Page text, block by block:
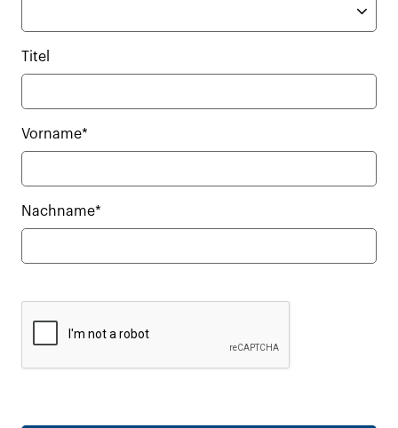
Titel
Vorname*
Nachname*